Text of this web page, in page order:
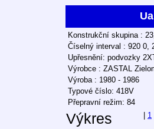
Ua
Konstrukční skupina :
Číselný interval : 920 0,
Upřesnění: podvozky
Výrobce : ZASTAL
Výroba : 1980 - 1986
Typové číslo: 418V
Přepravní režim: 84
Výkres 1